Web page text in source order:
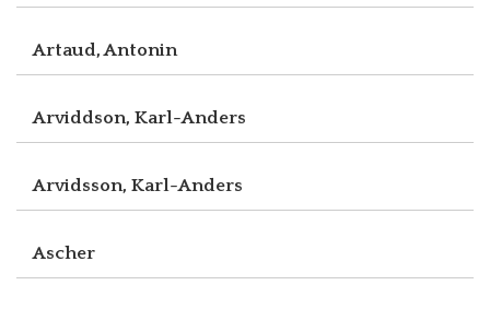
Artaud, Antonin
Arviddson, Karl-Anders
Arvidsson, Karl-Anders
Ascher